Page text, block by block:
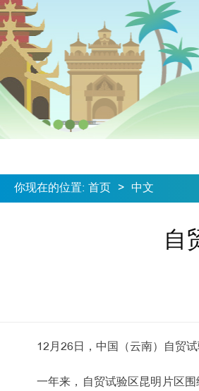
你现在的位置: 首页 > 中文
自
12月26日，中国（云南）自贸
一年来，自贸试验区昆明片区